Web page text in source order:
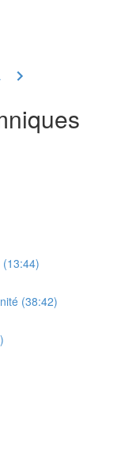
(13:44)
(38:42)